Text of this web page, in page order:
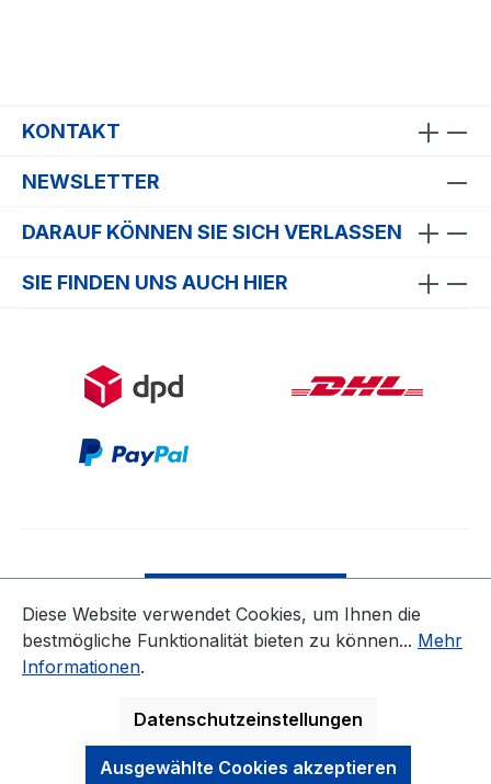
KONTAKT
NEWSLETTER
DARAUF KÖNNEN SIE SICH VERLASSEN
SIE FINDEN UNS AUCH HIER
* Alle Preise inkl. gesetzl. Mehrwertsteuer zzgl.
Diese Website verwendet Cookies, um Ihnen die
bestmögliche Funktionalität bieten zu können... Mehr
Informationen.
Datenschutzeinstellungen
Ausgewählte Cookies akzeptieren